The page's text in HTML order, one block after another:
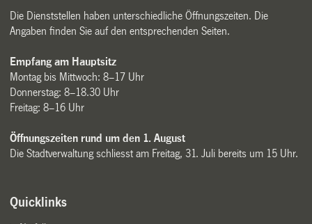
Die Dienststellen haben unterschiedliche Öffnungszeiten. Die
Angaben finden Sie auf den entsprechenden Seiten.
Empfang am Hauptsitz
Montag bis Mittwoch: 8–17 Uhr
Donnerstag: 8–18.30 Uhr
Freitag: 8–16 Uhr
Öffnungszeiten rund um den 1. August
Die Stadtverwaltung schliesst am Freitag, 31. Juli bereits um 15 Uhr.
Quicklinks